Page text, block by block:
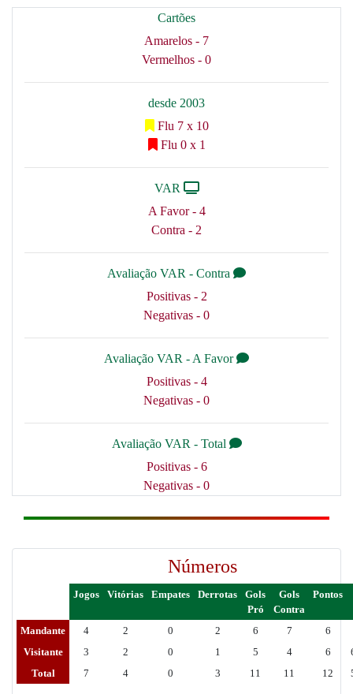
Cartões
Amarelos - 7
Vermelhos - 0
desde 2003
Flu 7 x 10
Flu 0 x 1
VAR
A Favor - 4
Contra - 2
Avaliação VAR - Contra
Positivas - 2
Negativas - 0
Avaliação VAR - A Favor
Positivas - 4
Negativas - 0
Avaliação VAR - Total
Positivas - 6
Negativas - 0
Números
Jogos Vitórias Empates Derrotas
Gols
Pró
Gols
Contra
Pontos
Mandante 4 2 0 2 6 7
6
Visitante
3 2 0 1 5 4 6
Total
7 4 0 3 11 11 12